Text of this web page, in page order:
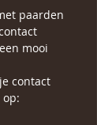
paarden
mooi
contact